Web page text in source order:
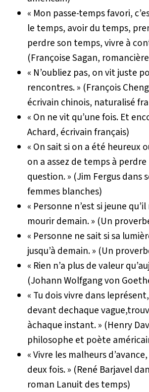
« Mon passe-temps favori,
le temps, avoir du temps,
perdre son temps, vivre à
(Françoise Sagan,
« N’oubliez pas, on vit juste
rencontres. » (François
écrivain chinois, naturalisé
« On ne vit qu’une fois. Et
Achard, écrivain français)
« On sait si on a été heureux
on a assez de temps à
question. » (Jim Fergus dans
femmes blanches)
« Personne n’est si jeune
mourir demain. » (Un
« Personne ne sait si sa
jusqu’à demain. » (Un
« Rien n’a plus de valeur
(Johann Wolfgang von
« Tu dois vivre dans
devant dechaque
àchaque instant. » (Henry
philosophe et poète
« Vivre les malheurs
deux fois. » (René Barjavel
roman Lanuit des temps)